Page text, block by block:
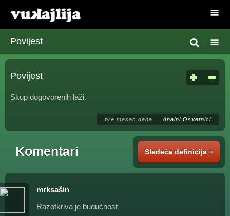
Povijest
Povijest
Skup dogovorenih laži.
pre mesec dana Analni Osvetnici
Sledeća definicija »
Komentari
mrksašin
Razotkriva je budućnost